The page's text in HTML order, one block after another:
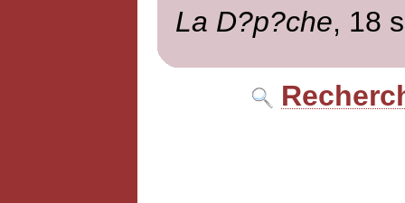
La D?p?che, 18